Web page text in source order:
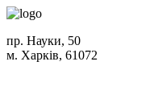
пр. Науки, 50
м. Харків, 61072